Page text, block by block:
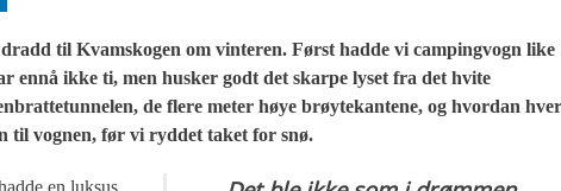
til Kvamskogen om vinteren. Først hadde vi campingvogn like
ennå ikke ti, men husker godt det skarpe lyset fra det hvite
de flere meter høye brøytekantene, og hvordan hver
til vognen, før vi ryddet taket for snø.
en luksus